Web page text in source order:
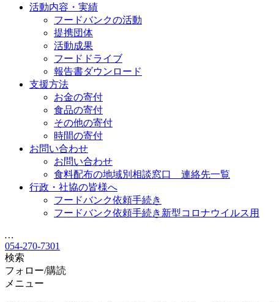
活動内容・実績
フードバンクの活動
提携団体
活動成果
フードドライブ
報告書ダウンロード
支援方法
お金の寄付
食品の寄付
その他の寄付
時間の寄付
お問い合わせ
お問い合わせ
食料配布の地域別相談窓口 連絡先一覧
行政・社協の皆様へ
フードバンク依頼手続き
フードバンク依頼手続き新型コロナウイルス用
…
054-270-7301
検索
フォロー/購読
メニュー